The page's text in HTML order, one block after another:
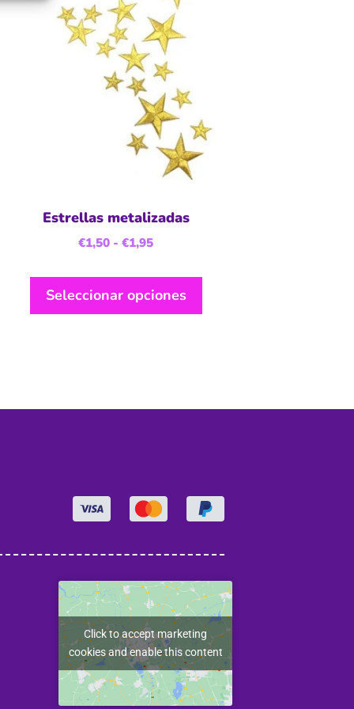
Estrellas metalizadas
€1,50 - €1,95
Seleccionar opciones
Click to accept marketing
cookies and enable this content